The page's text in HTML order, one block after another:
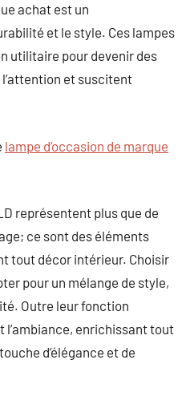
achat est un
et le style. Ces lampes
utilitaire pour devenir des
et suscitent
lampe d’occasion de marque
représentent plus que de
ce sont des éléments
tout décor intérieur. Choisir
pour un mélange de style,
Outre leur fonction
enrichissant tout
d’élégance et de